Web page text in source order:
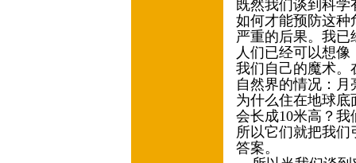
既然我们谈到科
如何才能预防这种
严重的后果。我
人们已经可以想
我们自己的魔术。
自然界的情况：
为什么住在地球
会长成10米高？
所以它们就把我
答案。